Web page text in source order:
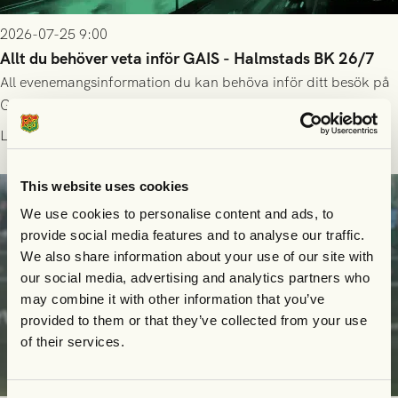
This website uses cookies
We use cookies to personalise content and ads, to
provide social media features and to analyse our traffic.
We also share information about your use of our site with
our social media, advertising and analytics partners who
may combine it with other information that you’ve
provided to them or that they’ve collected from your use
of their services.
2026-07-25 9:00
Allt du behöver veta inför GAIS - Halmstads BK 26/7
All evenemangsinformation du kan behöva inför ditt besök på
Gamla Ullevi och matchen mellan GAIS och Halmstads BK i
Allsvenskan! Avspark kl 16.30 på söndag 26/7.
Läs mer